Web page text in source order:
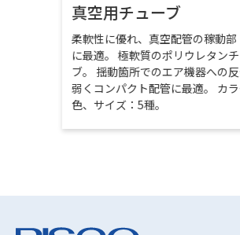
真空用チューブ
柔軟性に優れ、真空配管の稼動部
に最適。 極軟質のポリウレタン
ブ。 揺動箇所でのエア機器への
弱くコンパクト配管に最適。 カ
色、サイズ：5種。